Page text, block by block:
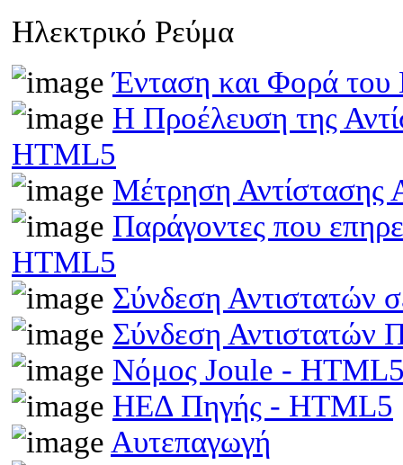
Ηλεκτρικό Ρεύμα
Ένταση και Φορά του
Η Προέλευση της
HTML5
Μέτρηση Αντίστασης
Παράγοντες που
HTML5
Σύνδεση Αντιστατών
Σύνδεση
Νόμος Joule -
ΗΕΔ Πηγής - HTML5
Αυτεπαγωγή